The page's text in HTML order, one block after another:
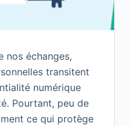
nos échanges,
transitent
numérique
Pourtant, peu de
ce qui protège